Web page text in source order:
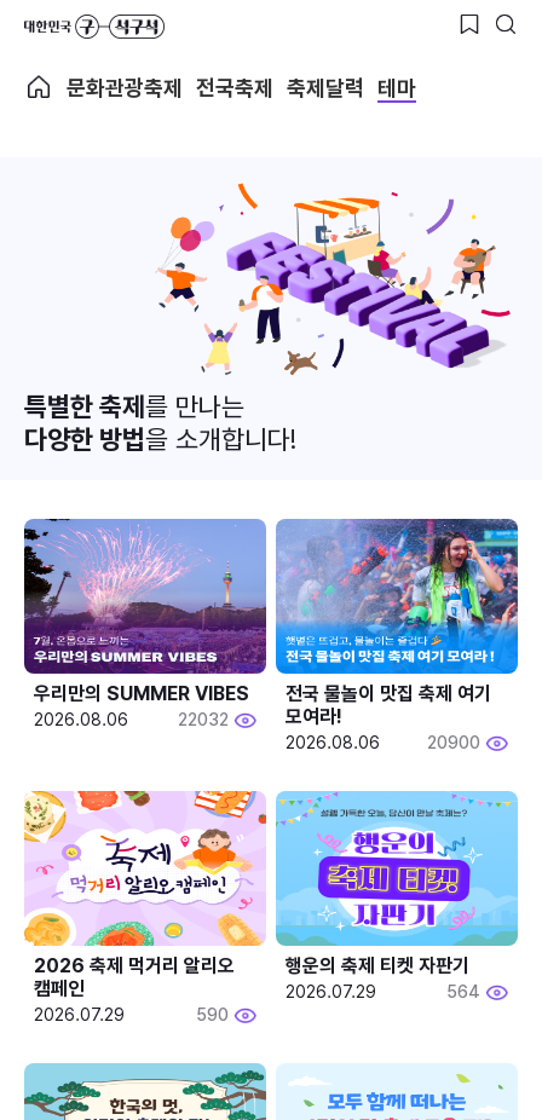
문화관광축제 전국축제 축제달력 테마
특별한 축제를 만나는
다양한 방법을 소개합니다!
우리만의 SUMMER VIBES
2026.08.06 22032
전국 물놀이 맛집 축제 여기
모여라!
2026.08.06 20900
2026 축제 먹거리 알리오
캠페인
2026.07.29 590
행운의 축제 티켓 자판기
2026.07.29 564